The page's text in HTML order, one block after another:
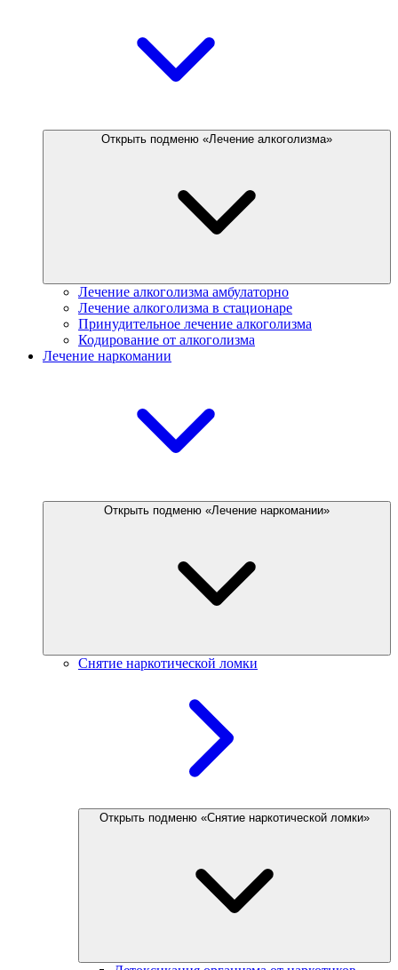
Открыть подменю «Лечение алкоголизма»
Лечение алкоголизма амбулаторно
Лечение алкоголизма в стационаре
Принудительное лечение алкоголизма
Кодирование от алкоголизма
Лечение наркомании
Открыть подменю «Лечение наркомании»
Снятие наркотической ломки
Открыть подменю «Снятие наркотической ломки»